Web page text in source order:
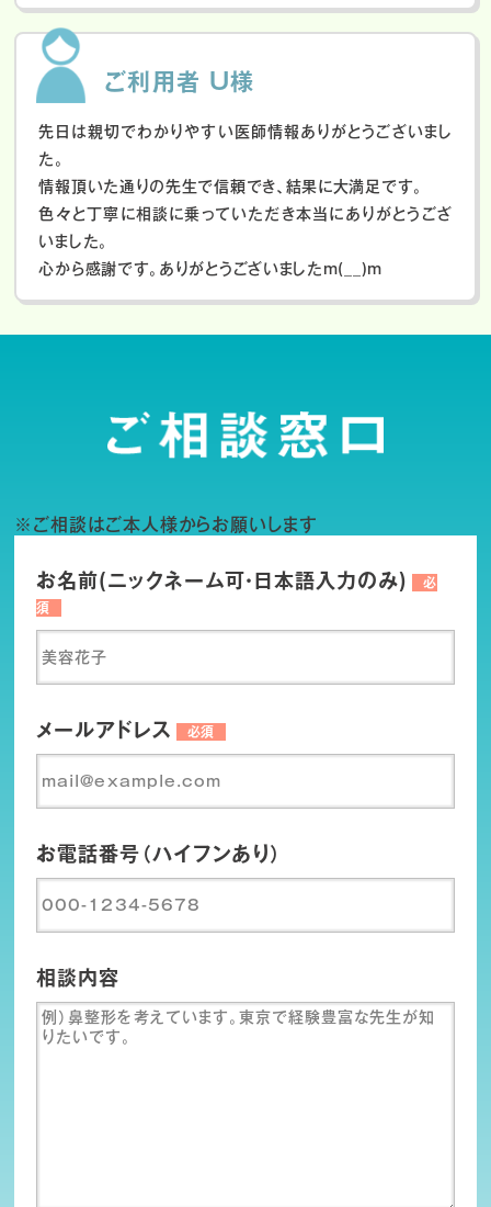
ご利用者 U様
先日は親切でわかりやすい医師情報ありがとうございまし
た。
情報頂いた通りの先生で信頼でき、結果に大満足です。
色々と丁寧に相談に乗っていただき本当にありがとうござ
いました。
心から感謝です。ありがとうございましたm(__)m
※ご相談はご本人様からお願いします
お名前(ニックネーム可・日本語入力のみ)
必
須
メールアドレス 必須
お電話番号（ハイフンあり）
相談内容